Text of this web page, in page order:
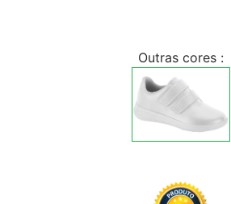
Outras cores :